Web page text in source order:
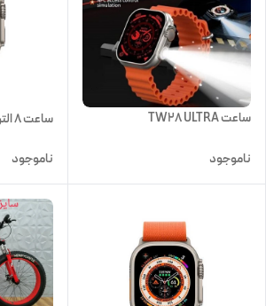
ساعت TW28 ULTRA
ناموجود
ساعت ۸ الترا GX8 ultra
ناموجود